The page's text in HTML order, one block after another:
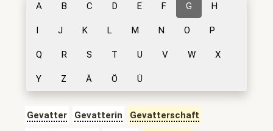
A B C D E F G H
I J K L M N O P
Q R S T U V W X
Y Z Ä Ö Ü
Gevatter Gevatterin
Gevatterschaft